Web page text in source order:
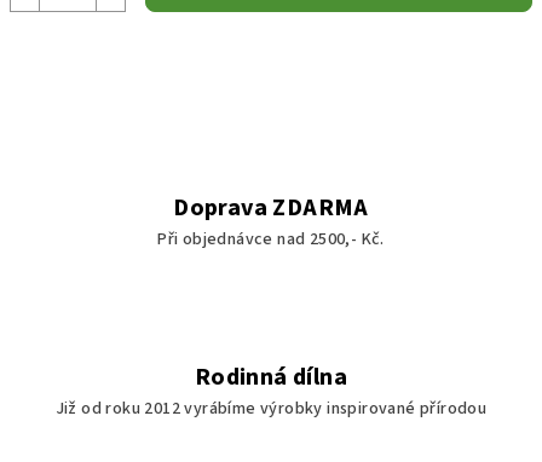
Doprava ZDARMA
Při objednávce nad 2500,- Kč.
Rodinná dílna
Již od roku 2012 vyrábíme výrobky inspirované přírodou